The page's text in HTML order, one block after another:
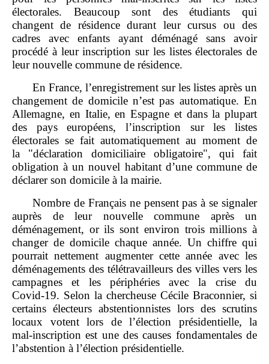
électorales. Beaucoup sont des étudiants qui
changent de résidence durant leur cursus ou des
cadres avec enfants ayant déménagé sans avoir
procédé à leur inscription sur les listes électorales de
leur nouvelle commune de résidence.
En France, l’enregistrement sur les listes après un
changement de domicile n’est pas automatique. En
Allemagne, en Italie, en Espagne et dans la plupart
des pays européens, l’inscription sur les listes
électorales se fait automatiquement au moment de
la "déclaration domiciliaire obligatoire", qui fait
obligation à un nouvel habitant d’une commune de
déclarer son domicile à la mairie.
Nombre de Français ne pensent pas à se signaler
auprès de leur nouvelle commune après un
déménagement, or ils sont environ trois millions à
changer de domicile chaque année. Un chiffre qui
pourrait nettement augmenter cette année avec les
déménagements des télétravailleurs des villes vers les
campagnes et les périphéries avec la crise du
Covid‑19. Selon la chercheuse Cécile Braconnier, si
certains électeurs abstentionnistes lors des scrutins
locaux votent lors de l’élection présidentielle, la
mal‑inscription est une des causes fondamentales de
l’abstention à l’élection présidentielle.